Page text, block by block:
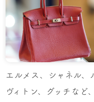
エルメス、シャネル、
ヴィトン、グッチなど